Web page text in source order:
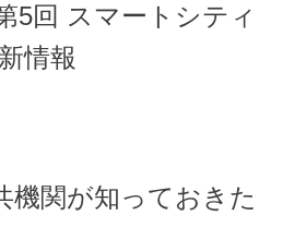
5回 スマートシティ
情報
機関が知っておきた